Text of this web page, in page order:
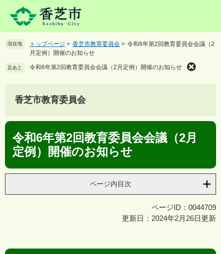
現在地 トップページ > 香芝市教育委員会 > 令和6年第2回教育委員会会議（2
月定例）開催のお知らせ
足あと 令和6年第2回教育委員会会議（2月定例）開催のお知らせ
香芝市教育委員会
本
令和6年第2回教育委員会会議（2月
定例）開催のお知らせ
ページ内目次
ページID：0044709
更新日：2024年2月26日更新